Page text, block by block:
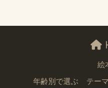
絵
年齢別で選ぶ テー